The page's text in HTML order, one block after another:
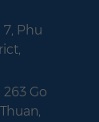
7, Phu
263 Go